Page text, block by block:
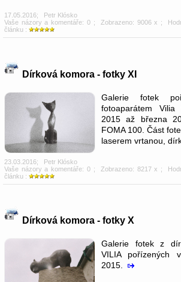
17.05.2016; Petr Klósko
Vaše názory a komentáře: 0; Zobrazeno: 9006 x ;
článku :
Dírková komora - fotky XI
Galerie fotek
fotoaparátem
2015 až března
FOMA 100. Část
laserem vrtanou,
23.03.2016; Petr Klósko
Vaše názory a komentáře: 0; Zobrazeno: 8217 x ;
článku :
Dírková komora - fotky X
Galerie fotek z
VILIA pořízených
2015.